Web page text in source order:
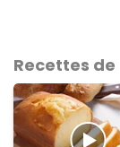
Recettes